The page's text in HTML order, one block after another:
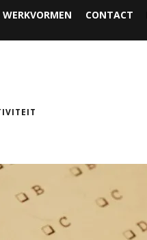
WERKVORMEN CONTACT